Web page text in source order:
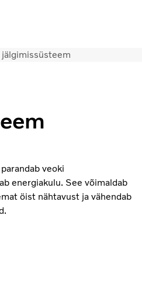
Volvo Merchandise
jälgimissüsteem
veoki
energiakulu. See võimaldab
öist nähtavust ja vähendab